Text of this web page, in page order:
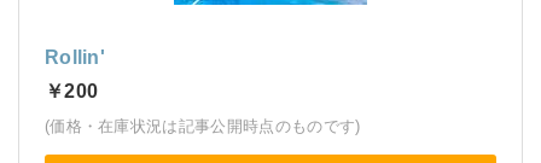
Rollin'
￥200
(価格・在庫状況は記事公開時点のものです)